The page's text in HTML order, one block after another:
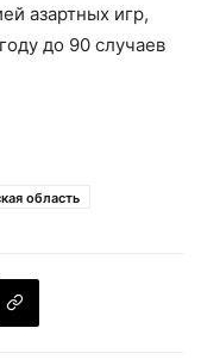
азартных игр,
до 90 случаев
область